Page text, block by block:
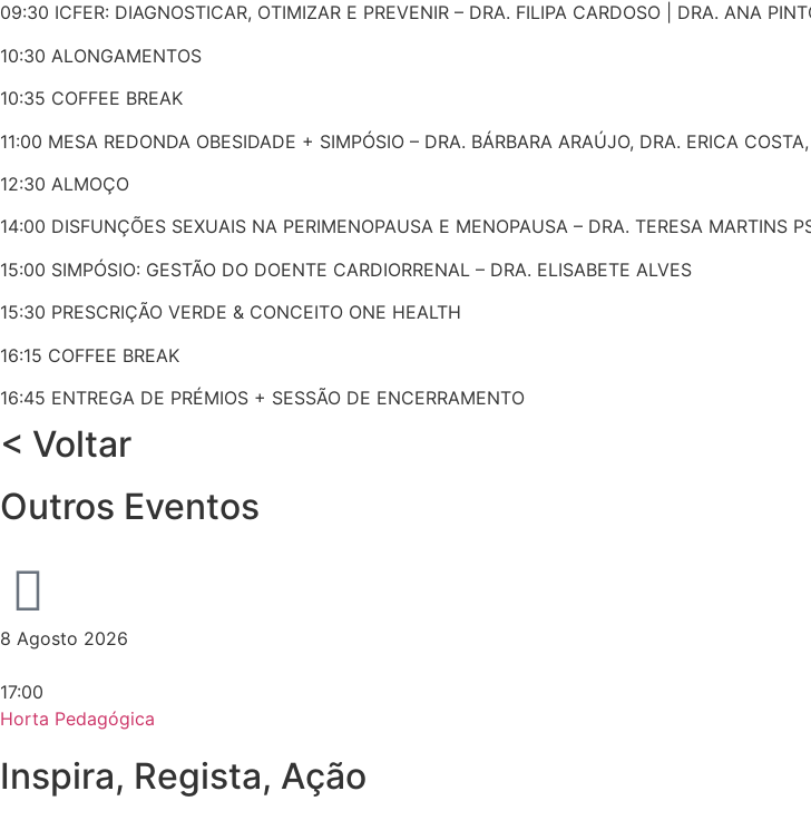
09:30 ICFER: DIAGNOSTICAR, OTIMIZAR E PREVENIR – DRA. FILIPA CARDOSO | DRA. ANA
10:30 ALONGAMENTOS
10:35 COFFEE BREAK
11:00 MESA REDONDA OBESIDADE + SIMPÓSIO – DRA. BÁRBARA ARAÚJO, DRA. ERICA
12:30 ALMOÇO
14:00 DISFUNÇÕES SEXUAIS NA PERIMENOPAUSA E MENOPAUSA – DRA. TERESA MARTINS
15:00 SIMPÓSIO: GESTÃO DO DOENTE CARDIORRENAL – DRA. ELISABETE ALVES
15:30 PRESCRIÇÃO VERDE & CONCEITO ONE HEALTH
16:15 COFFEE BREAK
16:45 ENTREGA DE PRÉMIOS + SESSÃO DE ENCERRAMENTO
< Voltar
Outros Eventos
8 Agosto 2026
17:00
Horta Pedagógica
Inspira, Regista, Ação